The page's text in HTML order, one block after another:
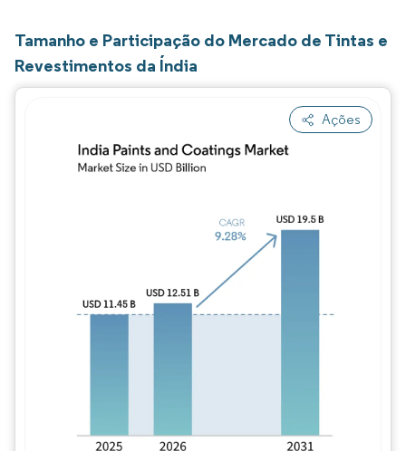
Tamanho e Participação do Mercado de Tintas e
Revestimentos da Índia
Ações